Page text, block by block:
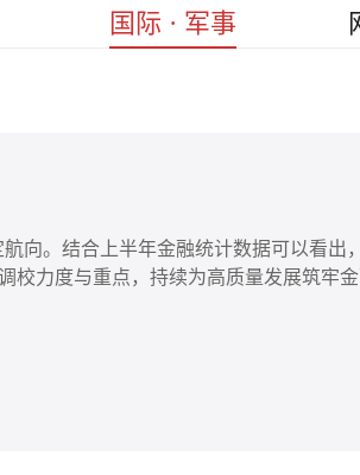
国际 · 军事
向。结合上半年金融统计数据可以看出
校力度与重点，持续为高质量发展筑牢